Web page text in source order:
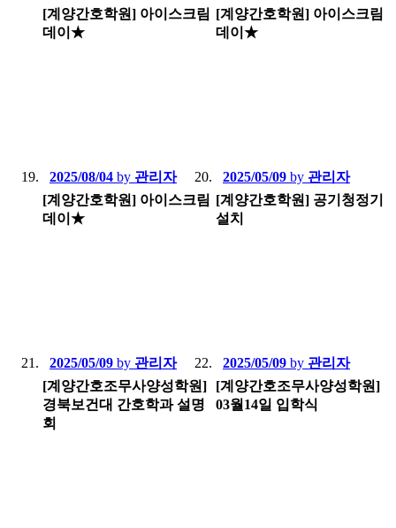
[계양간호학원] 아이스크림
데이★
[계양간호학원] 아이스크림
데이★
2025/08/04 by 관리자
[계양간호학원] 아이스크림
데이★
2025/05/09 by 관리자
[계양간호학원] 공기청정기
설치
2025/05/09 by 관리자
[계양간호조무사양성학원]
경북보건대 간호학과 설명
회
2025/05/09 by 관리자
[계양간호조무사양성학원]
03월14일 입학식